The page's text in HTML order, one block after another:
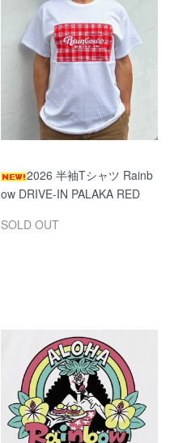
2026 半袖Tシャツ Rainb
ow DRIVE-IN PALAKA RED
SOLD OUT